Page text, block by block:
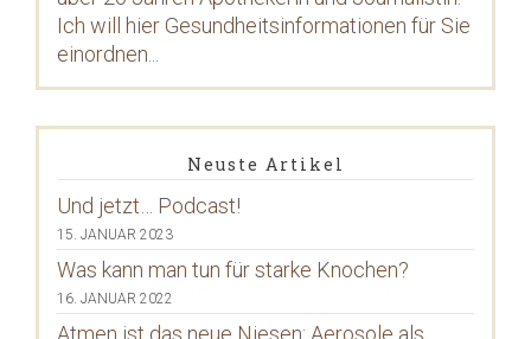
Ich will hier Gesundheitsinformationen für Sie
einordnen...
Neuste Artikel
Und jetzt… Podcast!
15. JANUAR 2023
Was kann man tun für starke Knochen?
16. JANUAR 2022